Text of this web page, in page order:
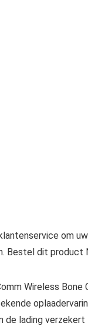
om
Bestel dit product
Wireless
de lading verzekert